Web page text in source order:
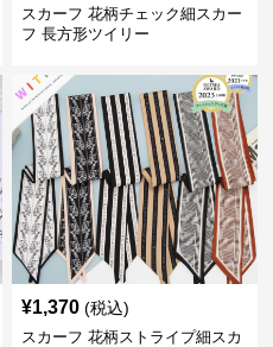
スカーフ 花柄チェック細スカー
フ 長方形ツイリー
¥1,370 (税込)
スカーフ 花柄ストライプ細スカ